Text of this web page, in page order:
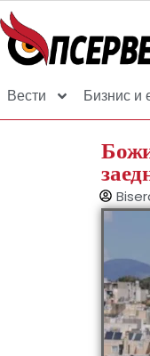
Вести Бизнис и